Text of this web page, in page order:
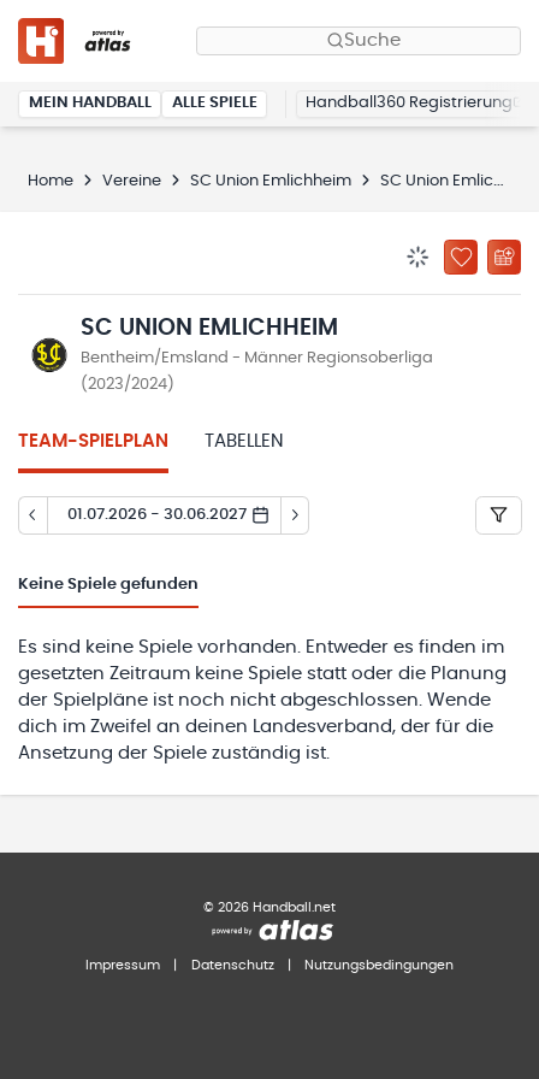
Suche
MEIN HANDBALL ALLE SPIELE Handball360 Registrierung
Home Vereine SC Union Emlichheim SC Union Emlichheim
ZU
SC UNION EMLICHHEIM
Bentheim/Emsland - Männer Regionsoberliga
(2023/2024)
TEAM-SPIELPLAN TABELLEN
01.07.2026 - 30.06.2027
Keine Spiele gefunden
Es sind keine Spiele vorhanden. Entweder es finden im
gesetzten Zeitraum keine Spiele statt oder die Planung
der Spielpläne ist noch nicht abgeschlossen. Wende
dich im Zweifel an deinen Landesverband, der für die
Ansetzung der Spiele zuständig ist.
© 2026 Handball.net
Impressum Datenschutz Nutzungsbedingungen